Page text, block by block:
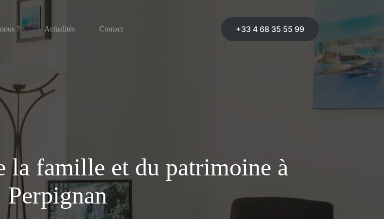
? Actualités Contact +33 4 68 35 55 99
la famille et du patrimoine à
Perpignan